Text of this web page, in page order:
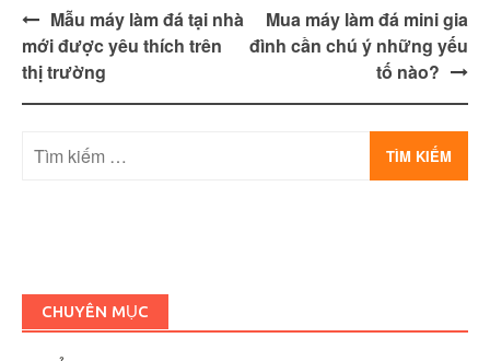
Post
navigation
Mẫu máy làm đá tại nhà
mới được yêu thích trên
thị trường
Mua máy làm đá mini gia
đình cần chú ý những yếu
tố nào?
kiếm
CHUYÊN MỤC